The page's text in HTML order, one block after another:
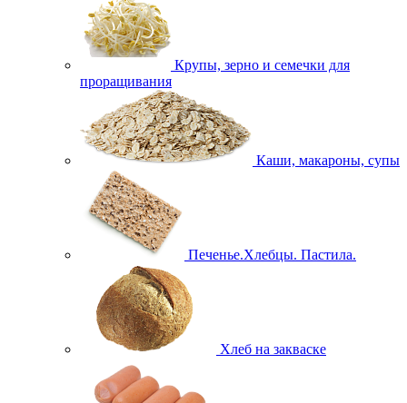
Крупы, зерно и семечки для
проращивания
Каши, макароны, супы
Печенье.Хлебцы. Пастила.
Хлеб на закваске